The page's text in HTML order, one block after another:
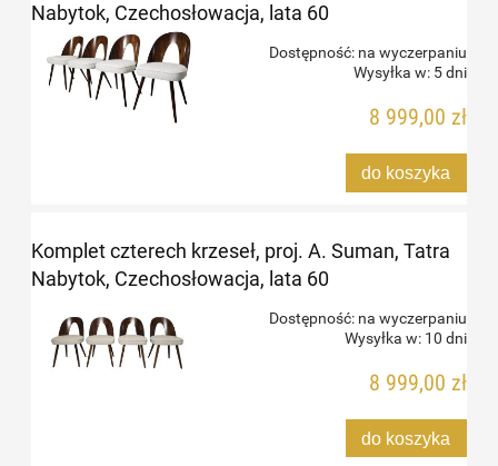
Nabytok, Czechosłowacja, lata 60
Dostępność: na wyczerpaniu
Wysyłka w: 5 dni
8 999,00 zł
do koszyka
Komplet czterech krzeseł, proj. A. Suman, Tatra
Nabytok, Czechosłowacja, lata 60
Dostępność: na wyczerpaniu
Wysyłka w: 10 dni
8 999,00 zł
do koszyka